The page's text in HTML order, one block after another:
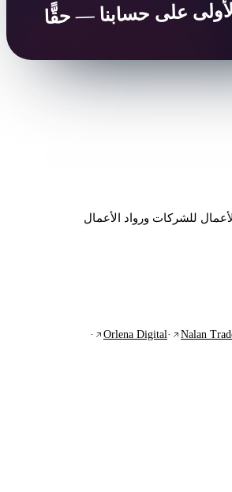
على حسابنا — حقًّا
للشركات ورواد الأعمال
Nalan
·
Orlena Digital
·